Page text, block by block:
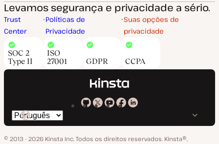
Levamos segurança e privacidade a sério.
Trust
Center
Políticas de
Privacidade
Suas opções de
privacidade
SOC 2
Type II
ISO
27001
GDPR CCPA
Kinsta
GitHub
Kinsta
X
Kinsta
YouTube
Kinsta
Facebook
Kinsta
LinkedIn
Trocar
o
© 2013 - 2026 Kinsta Inc. Todos os direitos reservados. Kinsta®‚